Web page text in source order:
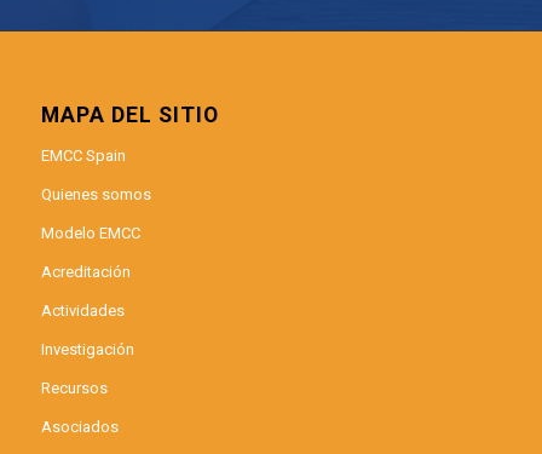
MAPA DEL SITIO
EMCC Spain
Quienes somos
Modelo EMCC
Acreditación
Actividades
Investigación
Recursos
Asociados